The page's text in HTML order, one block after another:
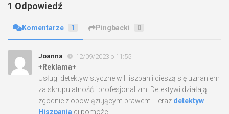
1 Odpowiedź
Komentarze 1 Pingbacki 0
Joanna 12/09/2023 o 11:55
+Reklama+
Usługi detektywistyczne w Hiszpanii cieszą się uznaniem
za skrupulatność i profesjonalizm. Detektywi działają
zgodnie z obowiązującym prawem. Teraz detektyw
Hiszpania ci pomoże.